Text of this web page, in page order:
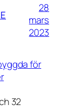
28
mars
2023
för
32